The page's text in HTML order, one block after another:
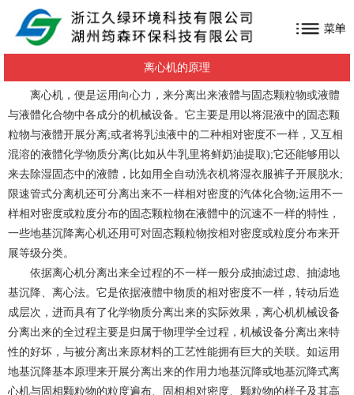
离心机的原理
离心机，便是运用向心力，来分离出来液體与固态颗粒物或液體
与液體化合物中各成分的机械设备。它主要是用以将混液中的固态颗
粒物与液體开展分离;或者将乳浊液中的二种相对密度不一样，又互相
混溶的液體化学物质分离(比如从牛乳里将鲜奶油提取);它还能够用以
来去除湿固态中的液體，比如用全自动洗衣机将湿衣服裤子开展脱水;
限速管式分离机还可分离出来不一样相对密度的汽体化合物;运用不一
样相对密度或粒度分布的固态颗粒物在液體中的沉速不一样的特性，
一些地基沉降离心机还用可对固态颗粒物按相对密度或粒度分布来开
展等级分类。
依据离心机分离出来全过程的不一样一般分成抽滤过虑、抽滤地
基沉降、离心法。它是依据液體中物质的相对密度不一样，转动后造
成层次，进而具有了化学物质分离出来的实际效果，离心机机械设备
分离出来的全过程主要是归属于物理学全过程，机械设备分离出来特
性的好坏，与被分离出来原材料的工艺性能拥有巨大的关联。如运用
地基沉降基本原理来开展分离出来的作用力地基沉降或地基沉降式离
心机与固相颗粒物的粒度遍布、固相相对密度、颗粒物的样子及其高